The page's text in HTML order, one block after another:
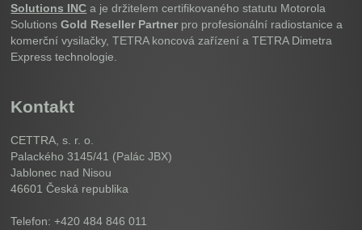
Solutions INC a je držitelem certifikovaného statutu Motorola
SolutionsGold Reseller Partner pro profesionální radiostanice a
komerční vysilačky, TETRA koncová zařízení a TETRA Dimetra
Express technologie.
Kontakt
CETTRA, s. r. o.
Palackého 3145/41 (Palác JBX)
Jablonec nad Nisou
46601Česká republika
Telefon: +420 484 846 011